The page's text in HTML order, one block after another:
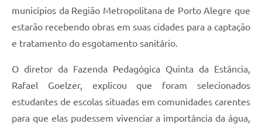
municípios da Região Metropolitana de Porto Alegre que
estarão recebendo obras em suas cidades para a captação
e tratamento do esgotamento sanitário.
O diretor da Fazenda Pedagógica Quinta da Estância,
Rafael Goelzer, explicou que foram selecionados
estudantes de escolas situadas em comunidades carentes
para que elas pudessem vivenciar a importância da água,